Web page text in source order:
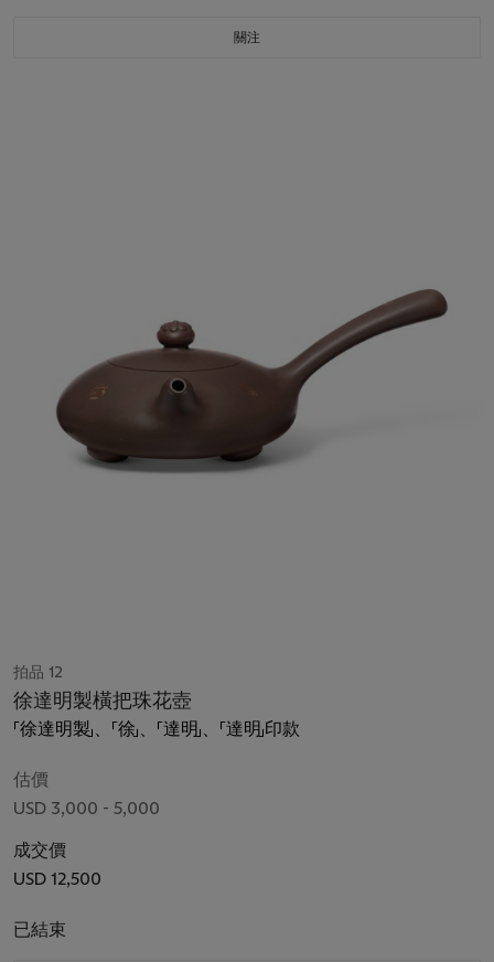
關注
拍品 12
徐達明製橫把珠花壺
「徐達明製」、「徐」、「達明」、「達明」印款
估價
USD 3,000 - 5,000
成交價
USD 12,500
已結束